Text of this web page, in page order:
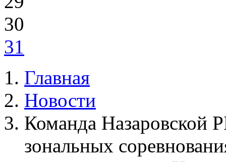
30
31
Главная
Новости
Команда Назаровской
зональных